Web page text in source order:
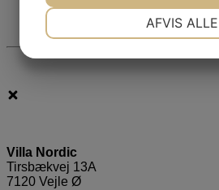
Villa Nordic
Tirsbækvej 13A
7120 Vejle Ø
AFVIS ALLE